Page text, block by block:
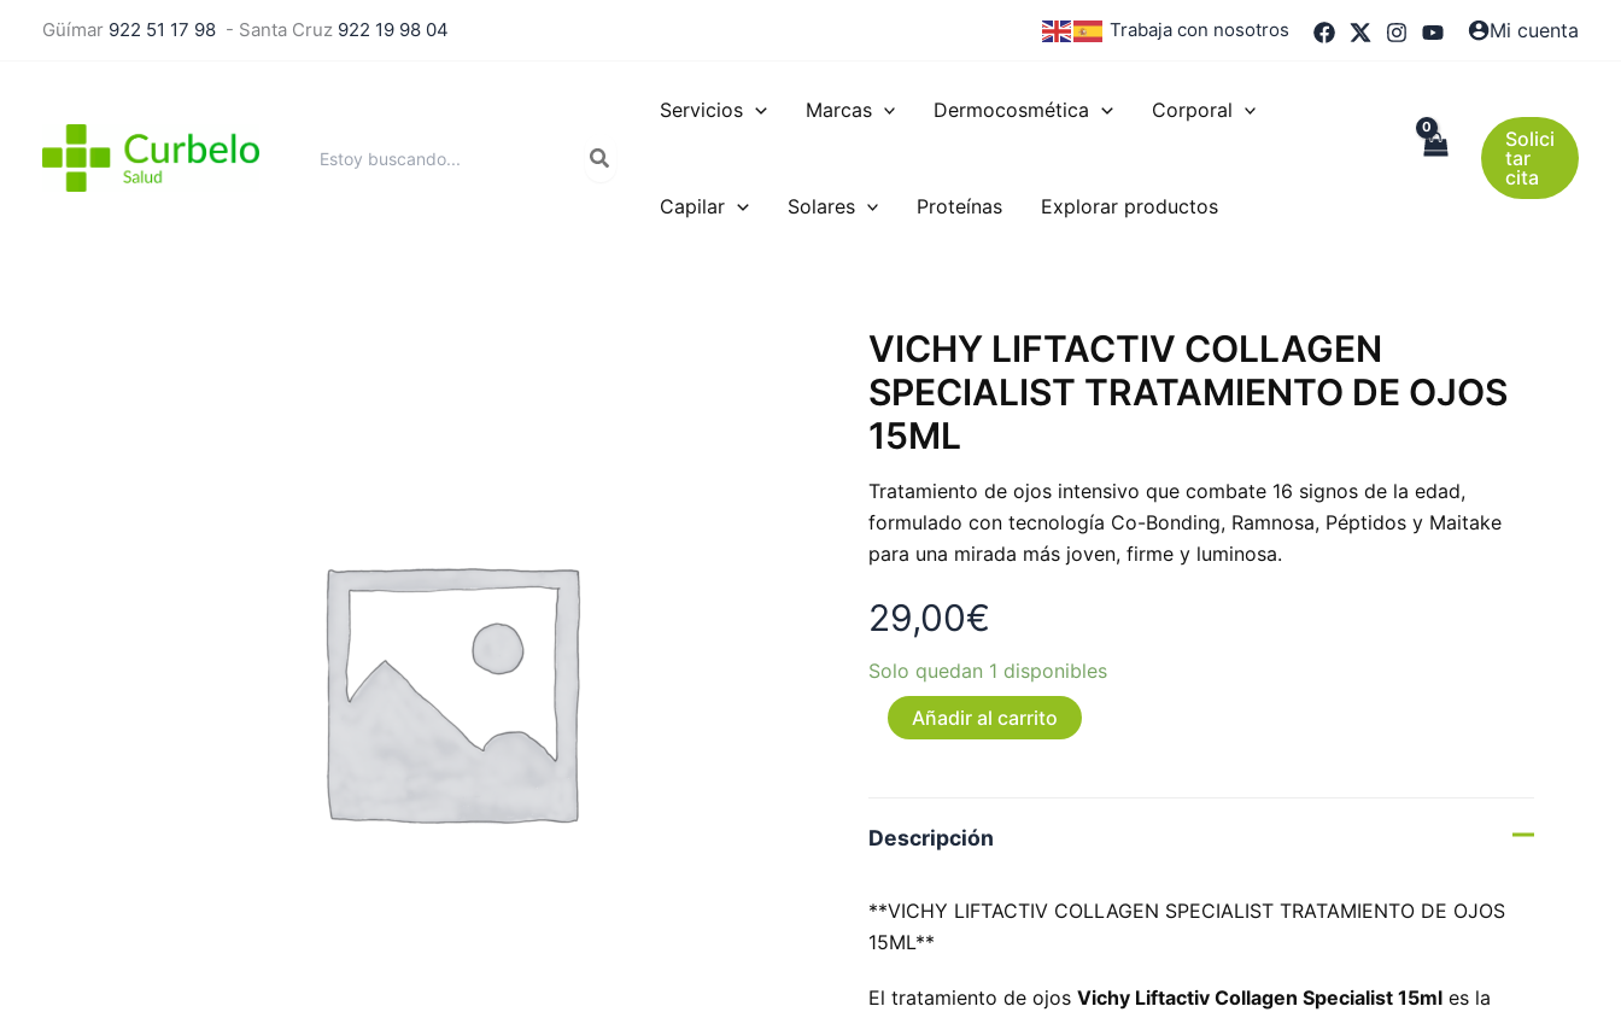
Güímar 922 51 17 98 - Santa Cruz 922 19 98 04 Trabaja con nosotros Mi cuenta
por:
Servicios Marcas Dermocosmética Corporal
Capilar Solares Proteínas Explorar productos
Solici
tar
cita
VICHY LIFTACTIV COLLAGEN
SPECIALIST TRATAMIENTO DE OJOS
15ML
Tratamiento de ojos intensivo que combate 16 signos de la edad,
formulado con tecnología Co-Bonding, Ramnosa, Péptidos y Maitake
para una mirada más joven, firme y luminosa.
29,00€
Solo quedan 1 disponibles
VICHY
LIFTACTIV
COLLAGEN
SPECIALIST
TRATAMIENTO
OJOS
15ML
cantidad
Añadir al carrito
Descripción
**VICHY LIFTACTIV COLLAGEN SPECIALIST TRATAMIENTO DE OJOS
15ML**
El tratamiento de ojos Vichy Liftactiv Collagen Specialist 15ml es la